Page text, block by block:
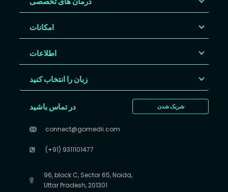
امکانات
اطلاعات
زبان را انتخاب کنید
شریک شدن در تماس باشید
connect@gomedii.com
(+91) 9311101477
96, block C, Sector 65, Noida,
Uttar Pradesh, 201301